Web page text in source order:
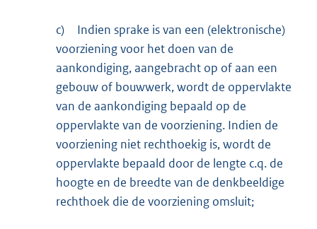
c)
Indien sprake is van een (elektronische)
voorziening voor het doen van de
aankondiging, aangebracht op of aan een
gebouw of bouwwerk, wordt de oppervlakte
van de aankondiging bepaald op de
oppervlakte van de voorziening. Indien de
voorziening niet rechthoekig is, wordt de
oppervlakte bepaald door de lengte c.q. de
hoogte en de breedte van de denkbeeldige
rechthoek die de voorziening omsluit;